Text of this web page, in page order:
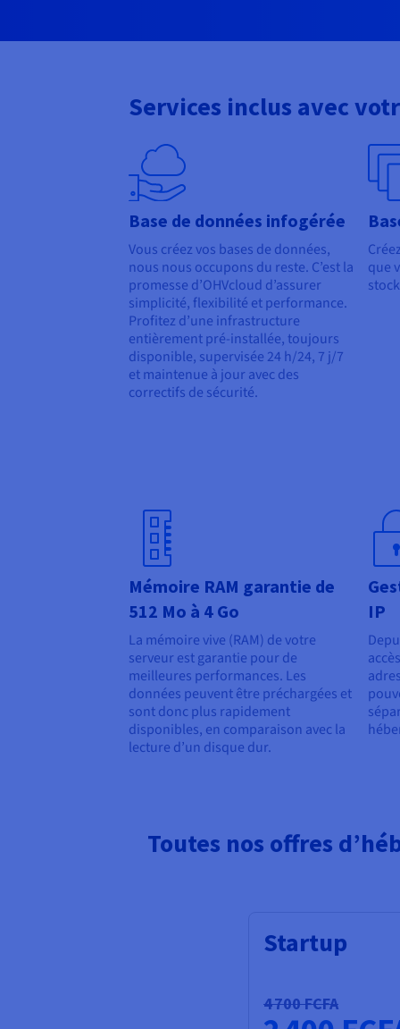
Services inclus avec
Base de données infogérée
Vous créez vos bases de données,
nous nous occupons du reste. C’est la
promesse d’OHVcloud d’assurer
simplicité, flexibilité et performance.
Profitez d’une infrastructure
entièrement pré-installée, toujours
disponible, supervisée 24 h/24, 7 j/7
et maintenue à jour avec des
correctifs de sécurité.
que
Mémoire RAM garantie de
512 Mo à 4 Go
La mémoire vive (RAM) de votre
serveur est garantie pour de
meilleures performances. Les
données peuvent être préchargées et
sont donc plus rapidement
disponibles, en comparaison avec la
lecture d’un disque dur.
IP
Toutes nos offres
Startup
4 700 FCFA